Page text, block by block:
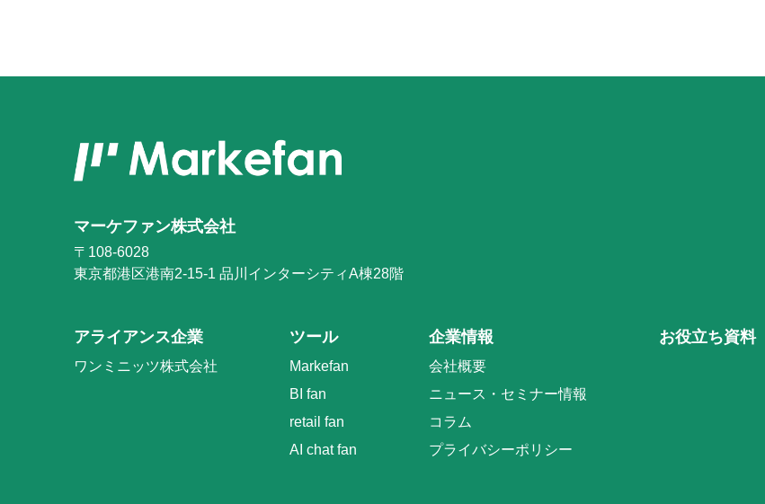
マーケファン株式会社
〒108-6028
東京都港区港南2-15-1 品川インターシティA棟28階
アライアンス企業
ワンミニッツ株式会社
ツール
Markefan
BI fan
retail fan
AI chat fan
企業情報
会社概要
ニュース・セミナー情報
コラム
プライバシーポリシー
お役立ち資料